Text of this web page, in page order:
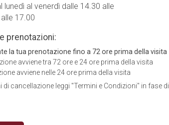
lunedì al venerdì dalle 14.30 alle
17.00
prenotazioni:
la tua prenotazione fino a 72 ore prima della visita
avviene tra 72 ore e 24 ore prima della visita
avviene nelle 24 ore prima della visita
cancellazione leggi "Termini e Condizioni" in fase di